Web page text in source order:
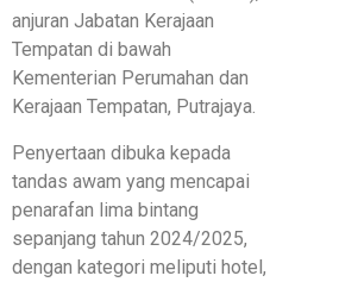
anjuran Jabatan Kerajaan
Tempatan di bawah
Kementerian Perumahan dan
Kerajaan Tempatan, Putrajaya.
Penyertaan dibuka kepada
tandas awam yang mencapai
penarafan lima bintang
sepanjang tahun 2024/2025,
dengan kategori meliputi hotel,